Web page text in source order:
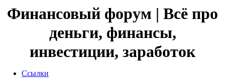
Финансовый форум | Всё про
деньги, финансы,
инвестиции, заработок
Ссылки